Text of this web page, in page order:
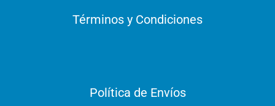
Términos y Condiciones
Política de Envíos